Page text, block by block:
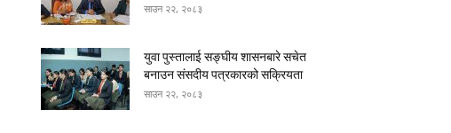
साउन २२, २०८३
युवा पुस्तालाई सङ्घीय शासनबारे सचेत
बनाउन संसदीय पत्रकारको सक्रियता
साउन २२, २०८३